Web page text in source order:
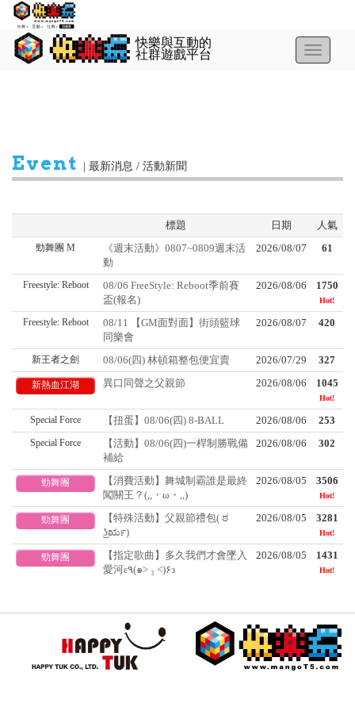
Toggle
Event | 最新消息 / 活動新聞
標題 日期 人氣
勁舞團 M
《週末活動》0807~0809週末活
動
2026/08/07 61
Freestyle: Reboot
08/06 FreeStyle: Reboot季前賽
盃(報名)
2026/08/06 1750
Hot!
Freestyle: Reboot
08/11 【GM面對面】街頭籃球
同樂會
2026/08/07 420
新王者之劍 08/06(四) 林頓箱整包便宜賣 2026/07/29 327
新熱血江湖 異口同聲之父親節 2026/08/06 1045
Hot!
Special Force 【扭蛋】08/06(四) 8-BALL 2026/08/06 253
Special Force
【活動】08/06(四)一桿制勝戰備
補給
2026/08/06 302
勁舞團
【消費活動】舞城制霸誰是最終
闖關王？(,,・ω・,,)
2026/08/05 3506
Hot!
勁舞團
【特殊活動】父親節禮包( ಠ
͜ʖರೃ)
2026/08/05 3281
Hot!
勁舞團
【指定歌曲】多久我們才會墜入
愛河ε٩(๑> ₃ <)۶з
2026/08/05 1431
Hot!